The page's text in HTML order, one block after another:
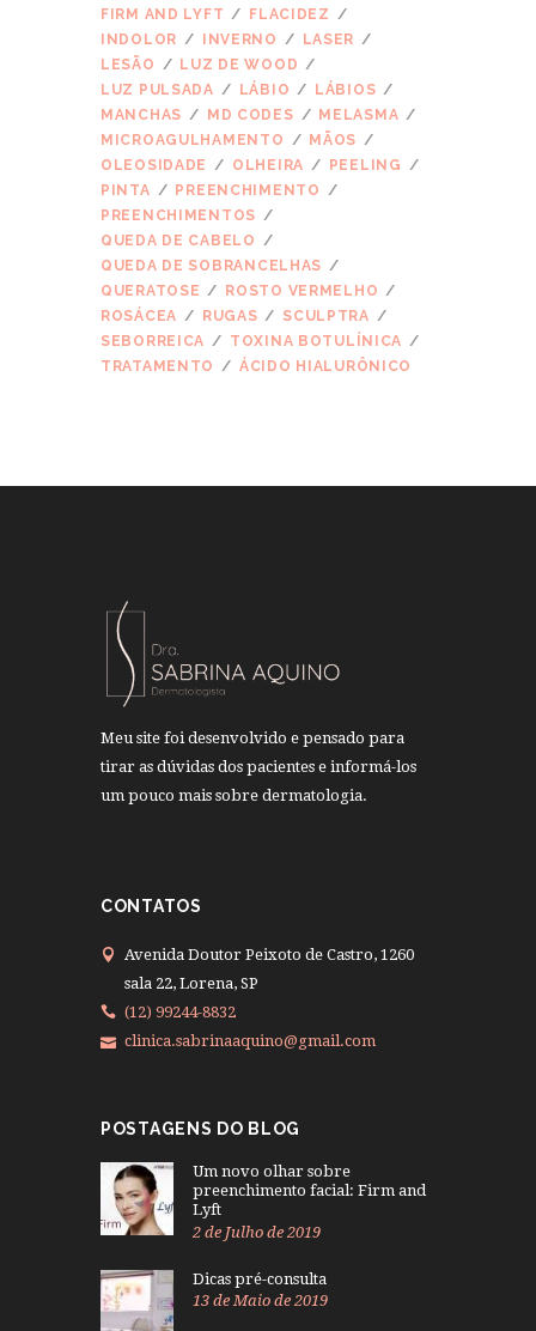
FIRM AND LYFT
FLACIDEZ
INDOLOR
INVERNO
LASER
LESÃO
LUZ DE WOOD
LUZ PULSADA
LÁBIO
LÁBIOS
MANCHAS
MD CODES
MELASMA
MICROAGULHAMENTO
MÃOS
OLEOSIDADE
OLHEIRA
PEELING
PINTA
PREENCHIMENTO
PREENCHIMENTOS
QUEDA DE CABELO
QUEDA DE SOBRANCELHAS
QUERATOSE
ROSTO VERMELHO
ROSÁCEA
RUGAS
SCULPTRA
SEBORREICA
TOXINA BOTULÍNICA
TRATAMENTO
ÁCIDO HIALURÔNICO
Meu site foi desenvolvido e pensado para
tirar as dúvidas dos pacientes e informá-los
um pouco mais sobre dermatologia.
CONTATOS
Avenida Doutor Peixoto de Castro, 1260
sala 22, Lorena, SP
(12) 99244-8832
clinica.sabrinaaquino@gmail.com
POSTAGENS DO BLOG
Um novo olhar sobre
preenchimento facial: Firm and
Lyft
2 de Julho de 2019
Dicas pré-consulta
13 de Maio de 2019